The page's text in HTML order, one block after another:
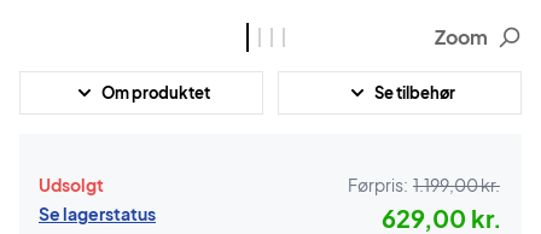
Zoom
Om produktet Se tilbehør
Udsolgt
Se lagerstatus
Førpris: 1.199,00 kr.
629,00 kr.